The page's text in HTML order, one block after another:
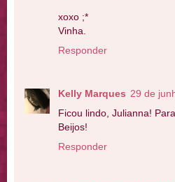
xoxo ;*
Vinha.
Responder
Kelly Marques 29 de
Ficou lindo, Julianna!
Beijos!
Responder